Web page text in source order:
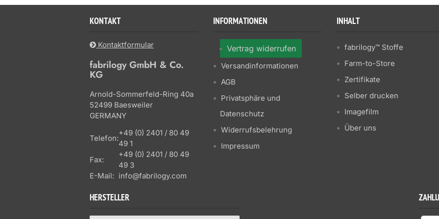
KONTAKT
Kontaktformular
fabrilogy GmbH & Co.
KG
Arnold-Sommerfeld-Ring 40a
52499 Baesweiler
GERMANY
Telefon:
+49 (0) 2401 / 80 49
49 1
Fax:
+49 (0) 2401 / 80 49
49 3
E-Mail: info@fabrilogy.com
INFORMATIONEN
Vertrag widerrufen
Versandinformationen
AGB
Privatsphäre und
Datenschutz
Widerrufsbelehrung
Impressum
INHALT
fabrilogy™ Stoffe
Farm-to-Store
Zertifikate
Selber drucken
Imagefilm
Über uns
HERSTELLER